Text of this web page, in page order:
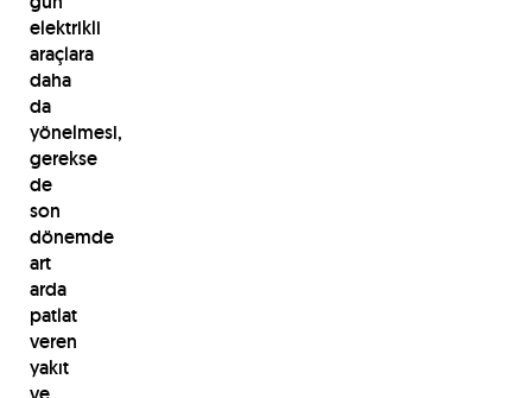
elektrikli
araçlara
daha
da
yönelmesi,
gerekse
de
son
dönemde
art
arda
patlat
veren
yakıt